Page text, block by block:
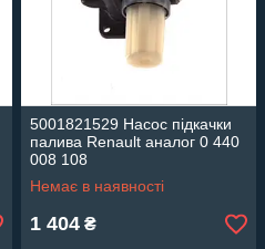
5001821529 Насос підкачки
палива Renault аналог 0 440
008 108
Немає в наявності
1 404 ₴